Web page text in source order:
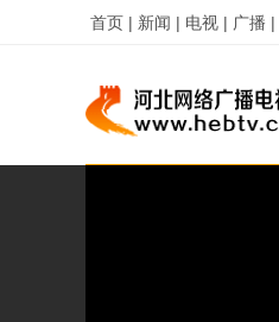
首页 | 新闻 | 电视 | 广播 |